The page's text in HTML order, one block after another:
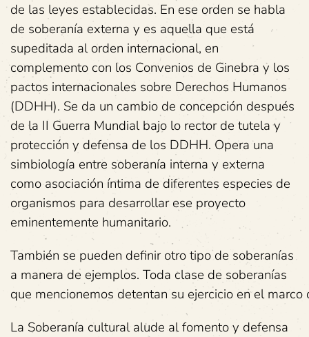
de las leyes establecidas. En ese orden se habla
de soberanía externa y es aquella que está
supeditada al orden internacional, en
complemento con los Convenios de Ginebra y los
pactos internacionales sobre Derechos Humanos
(DDHH). Se da un cambio de concepción después
de la II Guerra Mundial bajo lo rector de tutela y
protección y defensa de los DDHH. Opera una
simbiología entre soberanía interna y externa
como asociación íntima de diferentes especies de
organismos para desarrollar ese proyecto
eminentemente humanitario.
También se pueden definir otro tipo de soberanías
a manera de ejemplos. Toda clase de soberanías
que mencionemos detentan su ejercicio en el
La Soberanía cultural alude al fomento y defensa